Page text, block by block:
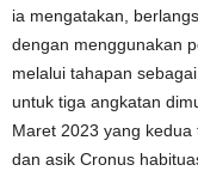
ia mengatakan,
dengan menggunakan
melalui tahapan
untuk tiga angkatan
Maret 2023 yang
dan asik Cronus